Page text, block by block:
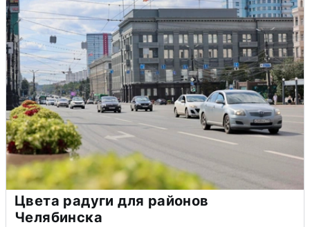
Цвета радуги для районов
Челябинска